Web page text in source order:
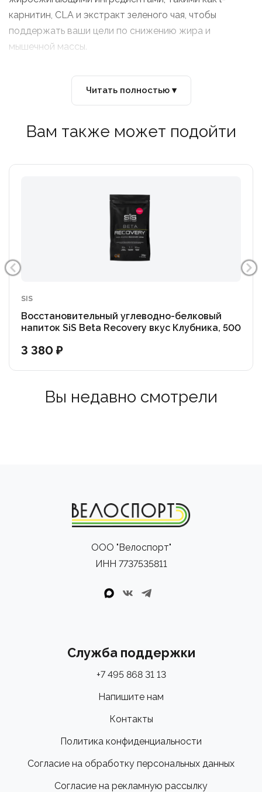
карнитин, CLA и экстракт зеленого чая, чтобы
поддержать ваши цели по снижению жира и
мышечной массы.
Читать полностью ▾
Вам также может подойти
SIS
Восстановительный углеводно-белковый
напиток SiS Beta Recovery вкус Клубника, 500
3 380 ₽
Вы недавно смотрели
ООО "Велоспорт"
ИНН 7737535811
Служба поддержки
+7 495 868 31 13
Напишите нам
Контакты
Политика конфиденциальности
Согласие на обработку персональных данных
Согласие на рекламную рассылку